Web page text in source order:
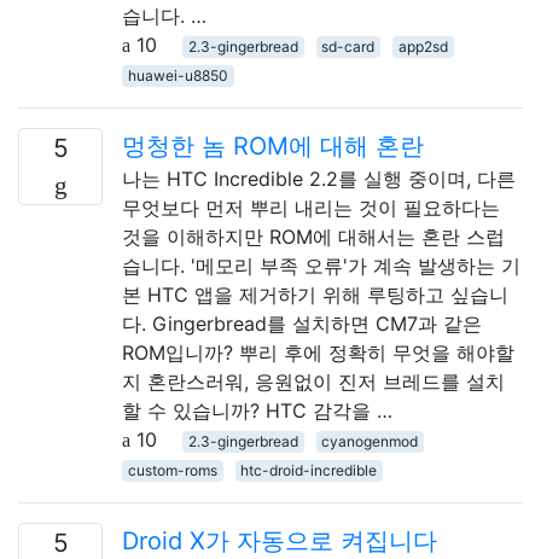
습니다. …
10
2.3-gingerbread sd-card
app2sd
huawei-u8850
5 멍청한 놈 ROM에 대해 혼란
나는 HTC Incredible 2.2를 실행 중이며, 다른
무엇보다 먼저 뿌리 내리는 것이 필요하다는
것을 이해하지만 ROM에 대해서는 혼란 스럽
습니다. '메모리 부족 오류'가 계속 발생하는 기
본 HTC 앱을 제거하기 위해 루팅하고 싶습니
다. Gingerbread를 설치하면 CM7과 같은
ROM입니까? 뿌리 후에 정확히 무엇을 해야할
지 혼란스러워, 응원없이 진저 브레드를 설치
할 수 있습니까? HTC 감각을 …
10
2.3-gingerbread
cyanogenmod
custom-roms
htc-droid-incredible
5 Droid X가 자동으로 켜집니다